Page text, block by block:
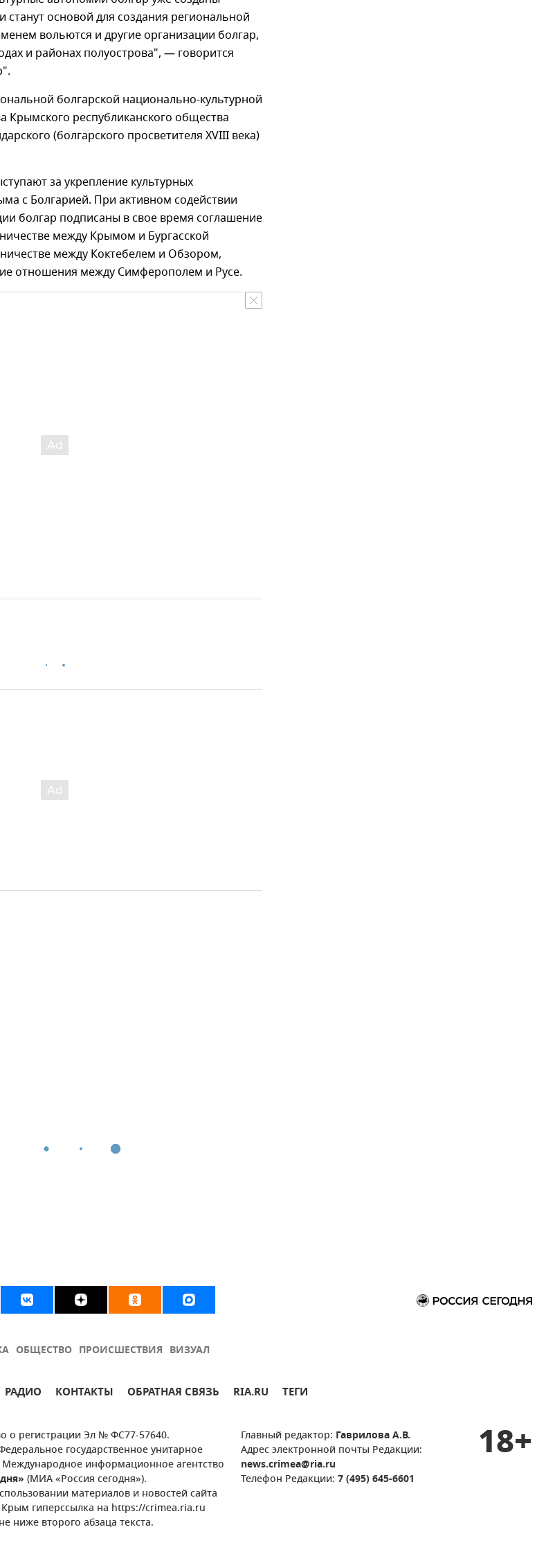
основой для создания региональной
вольются и другие организации болгар,
и районах полуострова", — говорится
болгарской национально-культурной
Крымского республиканского общества
(болгарского просветителя XVIII века)
за укрепление культурных
с Болгарией. При активном содействии
болгар подписаны в свое время соглашение
между Крымом и Бургасской
между Коктебелем и Обзором,
отношения между Симферополем и Русе.
ОБЩЕСТВО ПРОИСШЕСТВИЯ ВИЗУАЛ
РАДИО КОНТАКТЫ ОБРАТНАЯ СВЯЗЬ RIA.RU ТЕГИ
о регистрации Эл № ФС77-57640.
государственное унитарное
информационное агентство
(МИА «Россия сегодня»).
материалов и новостей сайта
гиперссылка на https://crimea.ria.ru
ниже второго абзаца текста.
Главный редактор: Гаврилова А.В.
Адрес электронной почты Редакции:
news.crimea@ria.ru
Телефон Редакции: 7 (495) 645-6601
18+